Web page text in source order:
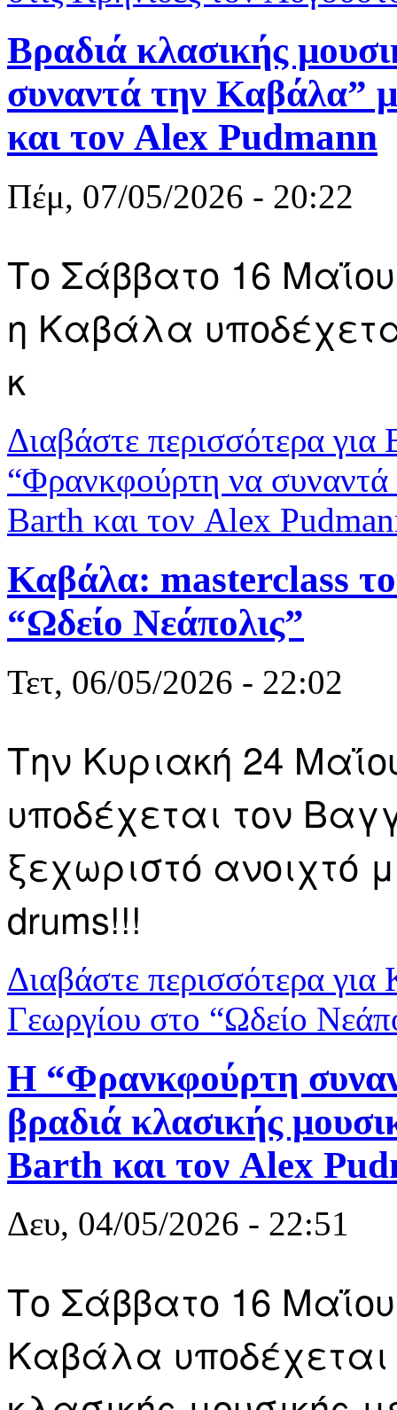
Βραδιά κλασικής
συναντά την Καβάλα”
και τον Alex Pudmann
Πέμ, 07/05/2026 - 20:22
Το Σάββατο 16
η Καβάλα
κ
Διαβάστε περισσότερα για
“Φρανκφούρτη να
Barth και τον Alex
Καβάλα: masterclass
“Ωδείο Νεάπολις”
Τετ, 06/05/2026 - 22:02
Την Κυριακή 24
υποδέχεται τον
ξεχωριστό ανοιχτό
drums!!!
Διαβάστε περισσότερα για
Γεωργίου στο “Ωδείο
Η “Φρανκφούρτη
βραδιά κλασικής
Barth και τον Alex
Δευ, 04/05/2026 - 22:51
Το Σάββατο 16
Καβάλα